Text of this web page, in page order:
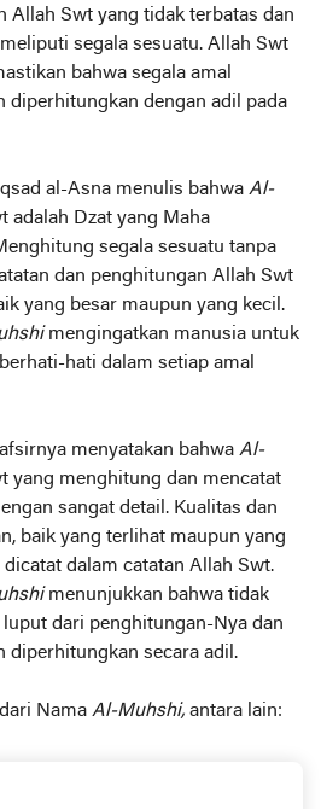
Allah Swt yang tidak terbatas dan
segala sesuatu. Allah Swt
bahwa segala amal
diperhitungkan dengan adil pada
al-Asna menulis bahwa Al-
adalah Dzat yang Maha
segala sesuatu tanpa
dan penghitungan Allah Swt
yang besar maupun yang kecil.
mengingatkan manusia untuk
hati dalam setiap amal
menyatakan bahwa Al-
yang menghitung dan mencatat
sangat detail. Kualitas dan
baik yang terlihat maupun yang
dalam catatan Allah Swt.
menunjukkan bahwa tidak
dari penghitungan-Nya dan
diperhitungkan secara adil.
Nama Al-Muhshi, antara lain: